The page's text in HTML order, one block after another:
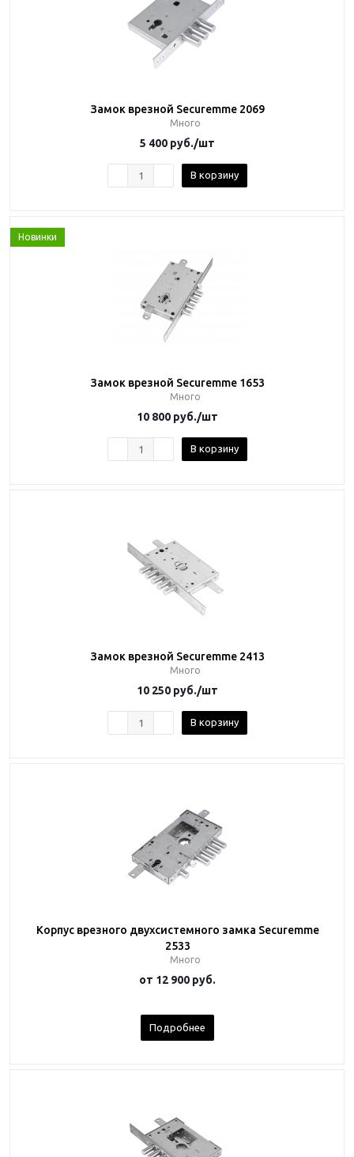
Замок врезной Securemme 2069
Много
5 400 руб./шт
В корзину
Новинки
Замок врезной Securemme 1653
Много
10 800 руб./шт
В корзину
Замок врезной Securemme 2413
Много
10 250 руб./шт
В корзину
Корпус врезного двухсистемного замка Securemme
2533
Много
от 12 900 руб.
Подробнее